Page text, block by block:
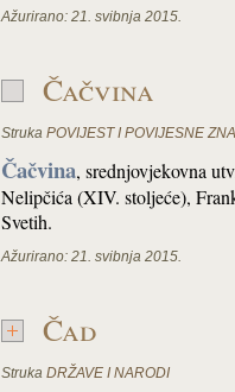
Ažurirano: 21. svibnja 2015.
Čačvina
Struka POVIJEST I POVIJESNE
Čačvina, srednjovjekovna
Nelipčića (XIV. stoljeće),
Svetih.
Ažurirano: 21. svibnja 2015.
Čad
Struka DRŽAVE I NARODI